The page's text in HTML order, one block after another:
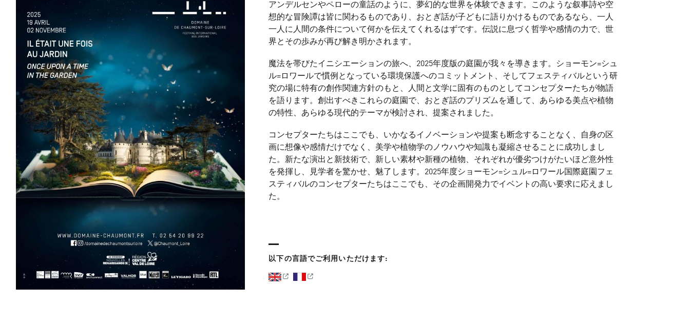
アンデルセンやペローの童話のように、夢幻的な世界を体験できます。このような叙事詩や空
想的な冒険譚は皆に関わるものであり、おとぎ話が子どもに語りかけるものであるなら、一人
一人に人間の条件について何かを伝えてくれるはずです。伝説に息づく哲学や感情の力で、世
界とその歩みが再び解き明かされます。
魔法を帯びたイニシエーションの旅へ、2025年度版の庭園が我々を導きます。ショーモン=シュ
ル=ロワールで慣例となっている環境保護へのコミットメント、そしてフェスティバルという研
究の場に特有の創作関連方針のもと、人間と文学に固有のものとしてコンセプターたちが物語
を語ります。創出すべきこれらの庭園で、おとぎ話のプリズムを通して、あらゆる美点や植物
の特性、あらゆる現代的テーマが検討され、提案されました。
コンセプターたちはここでも、いかなるイノベーションや提案も断念することなく、自身の区
画に想像や感情だけでなく、美学や植物学のノウハウや知識も凝縮させることに成功しまし
た。新たな演出と新技術で、新しい素材や新種の植物、それぞれが優劣つけがたいほど意外性
を発揮し、見学者を驚かせ、魅了します。2025年度ショーモン=シュル=ロワール国際庭園フェ
スティバルのコンセプターたちはここでも、その企画開発力でイベントの高い要求に応えまし
た。
以下の言語でご利用いただけます: